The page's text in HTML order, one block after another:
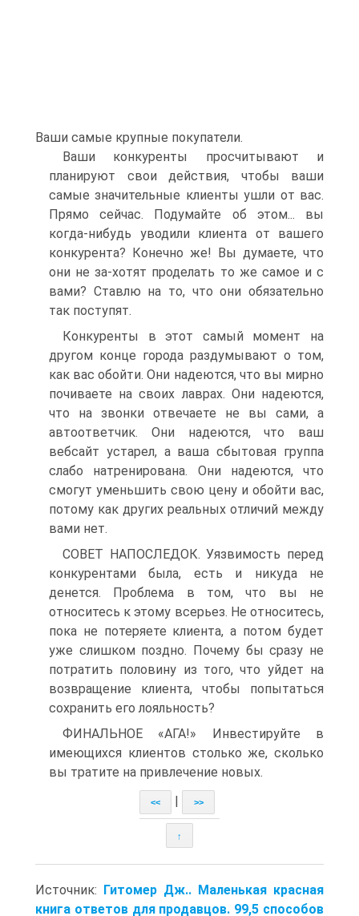
Ваши самые крупные покупатели.
Ваши конкуренты просчитывают и
планируют свои действия, чтобы ваши
самые значительные клиенты ушли от вас.
Прямо сейчас. Подумайте об этом... вы
когда-нибудь уводили клиента от вашего
конкурента? Конечно же! Вы думаете, что
они не за-хотят проделать то же самое и с
вами? Ставлю на то, что они обязательно
так поступят.
Конкуренты в этот самый момент на
другом конце города раздумывают о том,
как вас обойти. Они надеются, что вы мирно
почиваете на своих лаврах. Они надеются,
что на звонки отвечаете не вы сами, а
автоответчик. Они надеются, что ваш
вебсайт устарел, а ваша сбытовая группа
слабо натренирована. Они надеются, что
смогут уменьшить свою цену и обойти вас,
потому как других реальных отличий между
вами нет.
СОВЕТ НАПОСЛЕДОК. Уязвимость перед
конкурентами была, есть и никуда не
денется. Проблема в том, что вы не
относитесь к этому всерьез. Не относитесь,
пока не потеряете клиента, а потом будет
уже слишком поздно. Почему бы сразу не
потратить половину из того, что уйдет на
возвращение клиента, чтобы попытаться
сохранить его лояльность?
ФИНАЛЬНОЕ «АГА!» Инвестируйте в
имеющихся клиентов столько же, сколько
вы тратите на привлечение новых.
<< >>
↑
Источник: Гитомер Дж.. Маленькая красная
книга ответов для продавцов. 99,5 способов